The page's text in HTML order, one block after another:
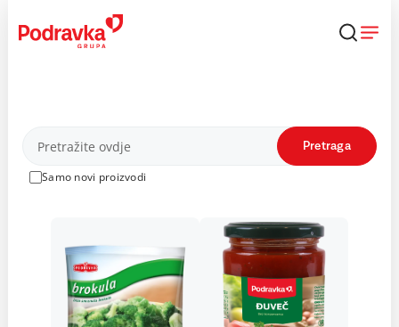
content
Proizvodi
Samo novi proizvodi
Pretraga